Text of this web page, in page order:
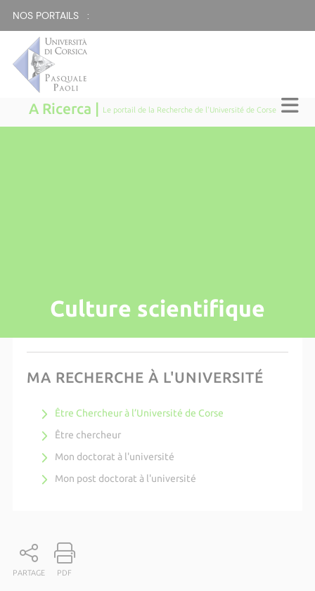
NOS PORTAILS :
A Ricerca | Le portail de la Recherche de l'Université de Corse
Culture scientifique
MA RECHERCHE À L'UNIVERSITÉ
Être Chercheur à l’Université de Corse
Être chercheur
Mon doctorat à l'université
Mon post doctorat à l'université
PARTAGE PDF